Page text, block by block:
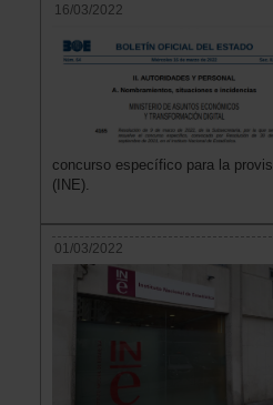
16/03/2022
concurso específico para la
(INE).
01/03/2022